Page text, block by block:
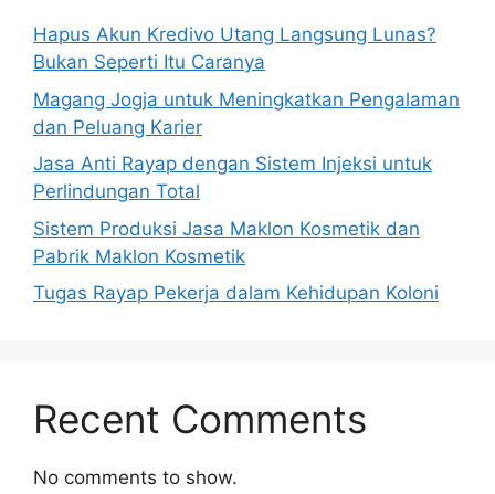
Hapus Akun Kredivo Utang Langsung Lunas?
Bukan Seperti Itu Caranya
Magang Jogja untuk Meningkatkan Pengalaman
dan Peluang Karier
Jasa Anti Rayap dengan Sistem Injeksi untuk
Perlindungan Total
Sistem Produksi Jasa Maklon Kosmetik dan
Pabrik Maklon Kosmetik
Tugas Rayap Pekerja dalam Kehidupan Koloni
Recent Comments
No comments to show.